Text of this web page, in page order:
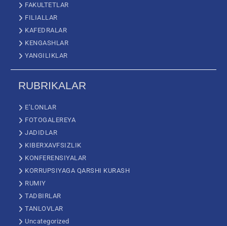
FAKULTETLAR
FILIALLAR
KAFEDRALAR
KENGASHLAR
YANGILIKLAR
RUBRIKALAR
E’LONLAR
FOTOGALEREYA
JADIDLAR
KIBERXAVFSIZLIK
KONFERENSIYALAR
KORRUPSIYAGA QARSHI KURASH
RUMIY
TADBIRLAR
TANLOVLAR
Uncategorized